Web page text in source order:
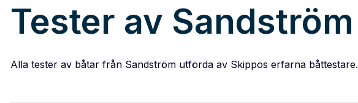
Tester av Sandström
Alla tester av båtar från Sandström utförda av Skippos erfarna båttestare.